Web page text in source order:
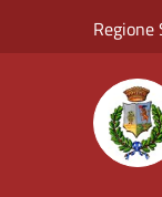
Regione